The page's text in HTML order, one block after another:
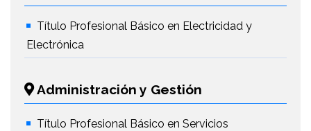
Título Profesional Básico en Electricidad y
Electrónica
Administración y Gestión
Título Profesional Básico en Servicios